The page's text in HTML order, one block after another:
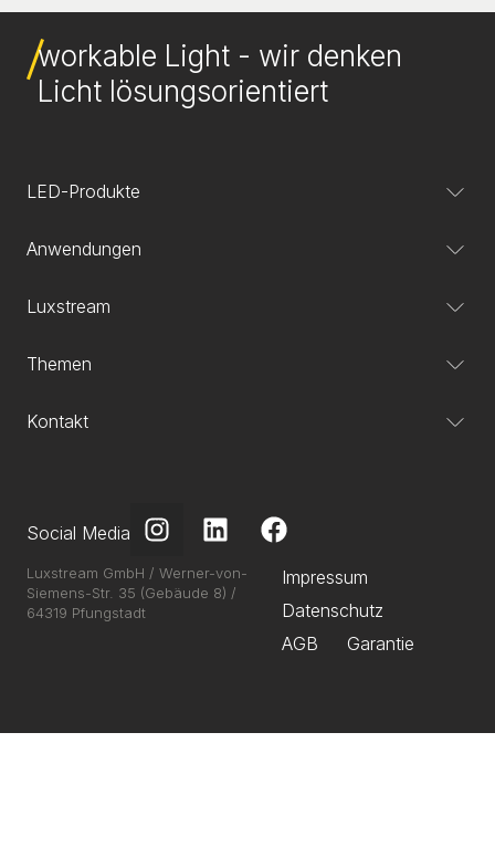
workable Light - wir denken
Licht lösungsorientiert
LED-Produkte
Anwendungen
Luxstream
Themen
Kontakt
Social Media
Luxstream GmbH / Werner-von-
Siemens-Str. 35 (Gebäude 8) /
64319 Pfungstadt
Impressum
Datenschutz
AGB
Garantie